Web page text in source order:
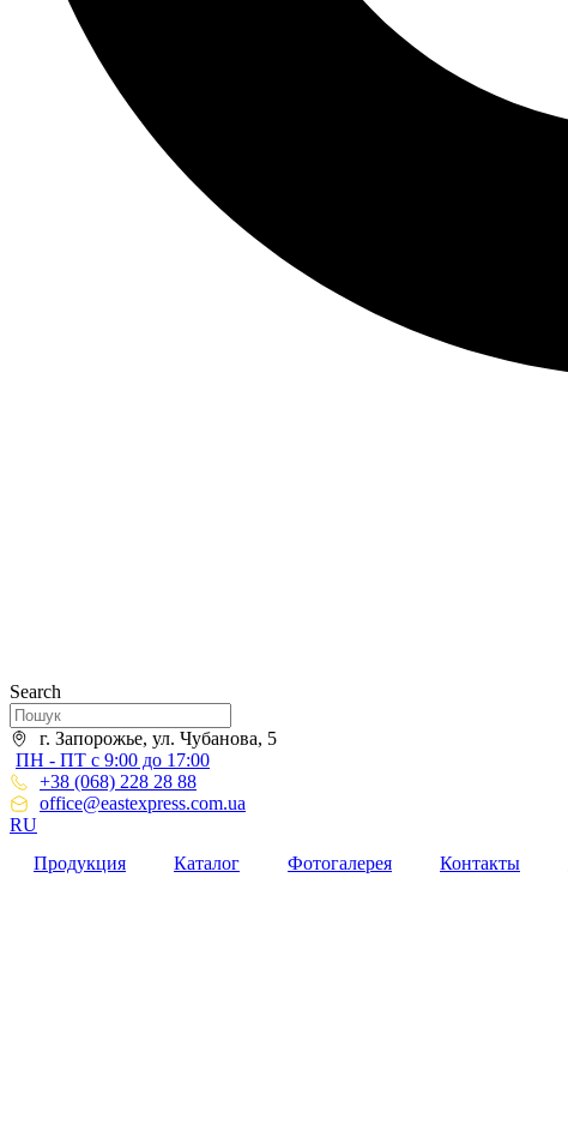
Search
г. Запорожье, ул. Чубанова, 5
ПН - ПТ с 9:00 до 17:00
+38 (068) 228 28 88
office@eastexpress.com.ua
RU
Продукция
Каталог Фотогалерея Контакты